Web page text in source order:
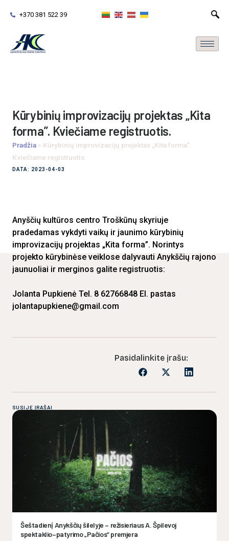
+370 381 522 39
Kūrybinių improvizacijų projektas „Kita
forma”. Kviečiame registruotis.
Pradžia » Kūrybinių improvizacijų projektas „Kita forma”.
Kviečiame registruotis.
DATA: 2023-04-03
Anyščių kultūros centro Troškūnų skyriuje
pradedamas vykdyti vaikų ir jaunimo kūrybinių
improvizacijų projektas „Kita forma”. Norintys
projekto kūrybinėse veiklose dalyvauti Anykščių rajono
jaunuoliai ir merginos galite registruotis:
Jolanta Pupkienė Tel. 8 62766848 El. pastas
jolantapupkiene@gmail.com
Pasidalinkite įrašu:
SUSIJĘ ĮRAŠAI
Šeštadienį Anykščių šilelyje – režisieriaus A. Špilevoj
spektaklio–patyrimo „Pačios“ premjera